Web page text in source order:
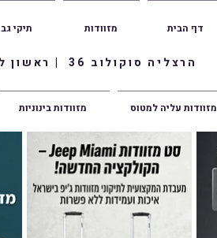
הרצליה סוקולוב 36 | ראשון לציון הרצל 47 | פתח תקווה אשכנזי 1
תיקי גב מזוודות דף הבית
מזוודות בינוניות מזוודות עליה למטוס